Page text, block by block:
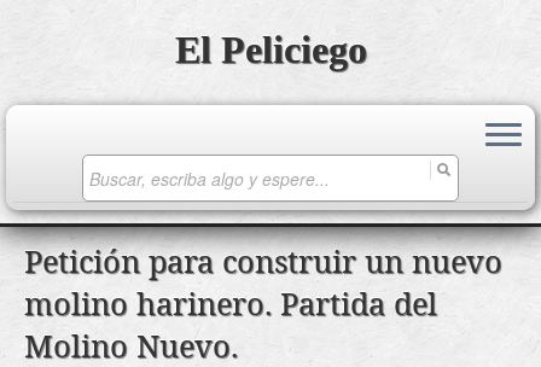
Saltar
contenido
El Peliciego
Petición para construir un nuevo
molino harinero. Partida del
Molino Nuevo.